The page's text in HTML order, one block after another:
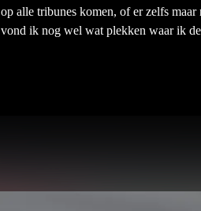
op alle tribunes komen, of er zelfs
vond ik nog wel wat plekken waar ik